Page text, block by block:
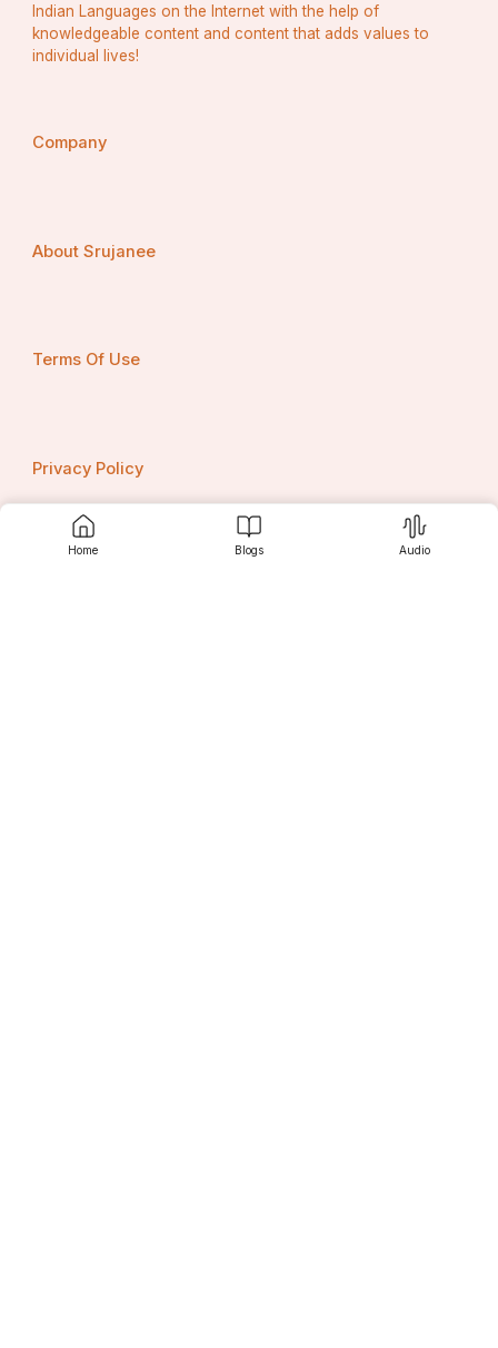
Home Blogs Audio
Indian Languages on the Internet with the help of
knowledgeable content and content that adds values to
individual lives!
Company
About Srujanee
Terms Of Use
Privacy Policy